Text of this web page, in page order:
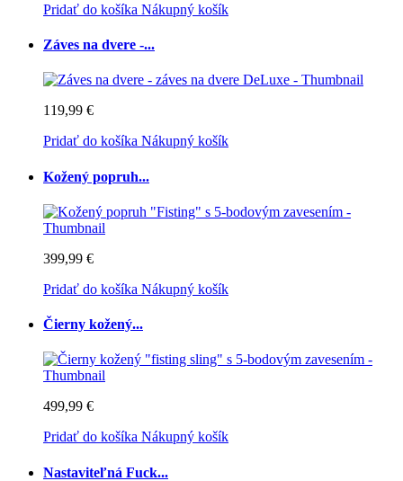
Pridať do košíka Nákupný košík
Záves na dvere -...
119,99 €
Pridať do košíka Nákupný košík
Kožený popruh...
399,99 €
Pridať do košíka Nákupný košík
Čierny kožený...
499,99 €
Pridať do košíka Nákupný košík
Nastaviteľná Fuck...